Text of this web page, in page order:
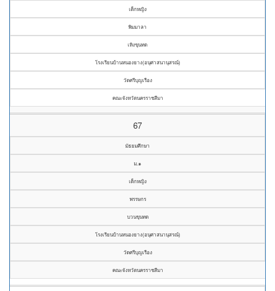
เด็กหญิง
พิมมาลา
เหิงขุนทด
โรงเรียนบ้านหนองยาง(อนุศาสนานุสรณ์)
วัดศรีบุญเรือง
คณะจังหวัดนครราชสีมา
67
มัธยมศึกษา
ม.๑
เด็กหญิง
พรรษกร
บวนขุนทด
โรงเรียนบ้านหนองยาง(อนุศาสนานุสรณ์)
วัดศรีบุญเรือง
คณะจังหวัดนครราชสีมา